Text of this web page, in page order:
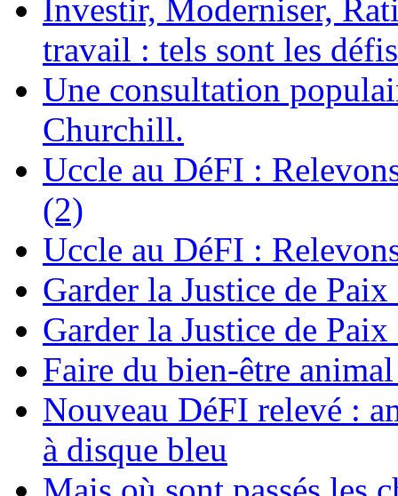
Investir, Moderniser,
travail : tels sont les
Une consultation
Churchill.
Uccle au DéFI :
(2)
Uccle au DéFI :
Garder la Justice de
Garder la Justice de
Faire du bien-être
Nouveau DéFI relevé :
à disque bleu